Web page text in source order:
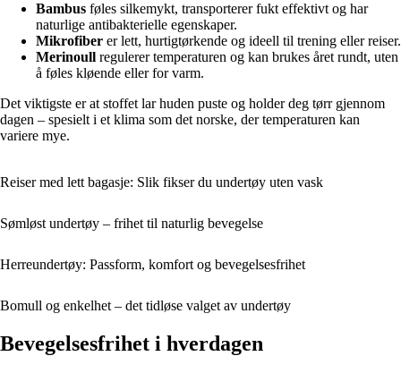
Bambus føles silkemykt, transporterer fukt effektivt og har
naturlige antibakterielle egenskaper.
Mikrofiber er lett, hurtigtørkende og ideell til trening eller reiser.
Merinoull regulerer temperaturen og kan brukes året rundt, uten
å føles kløende eller for varm.
Det viktigste er at stoffet lar huden puste og holder deg tørr gjennom
dagen – spesielt i et klima som det norske, der temperaturen kan
variere mye.
Reiser med lett bagasje: Slik fikser du undertøy uten vask
Sømløst undertøy – frihet til naturlig bevegelse
Herreundertøy: Passform, komfort og bevegelsesfrihet
Bomull og enkelhet – det tidløse valget av undertøy
Bevegelsesfrihet i hverdagen